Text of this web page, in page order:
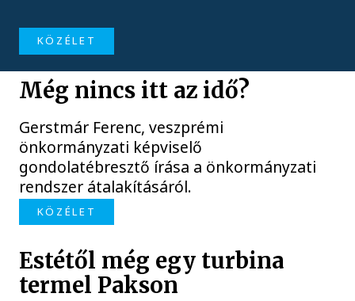
KÖZÉLET
Még nincs itt az idő?
Gerstmár Ferenc, veszprémi
önkormányzati képviselő
gondolatébresztő írása a önkormányzati
rendszer átalakításáról.
KÖZÉLET
Estétől még egy turbina
termel Pakson